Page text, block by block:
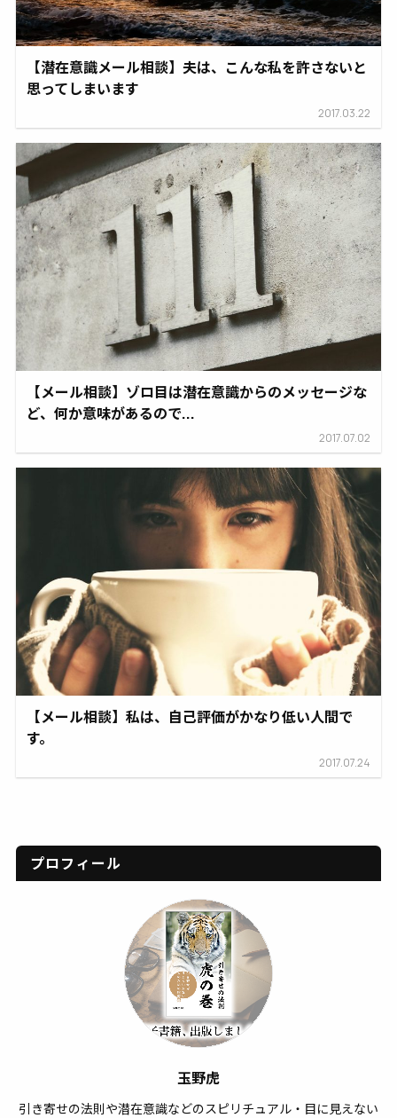
【潜在意識メール相談】夫は、こんな私を許さないと
思ってしまいます
2017.03.22
【メール相談】ゾロ目は潜在意識からのメッセージな
ど、何か意味があるので...
2017.07.02
【メール相談】私は、自己評価がかなり低い人間で
す。
2017.07.24
プロフィール
玉野虎
引き寄せの法則や潜在意識などのスピリチュアル・目に見えない